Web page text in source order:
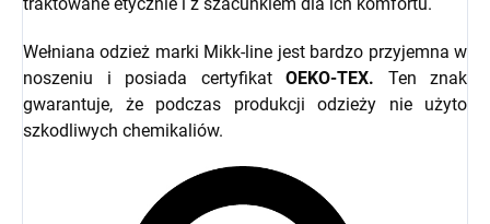
traktowane etycznie i z szacunkiem dla ich komfortu.
Wełniana odzież marki Mikk-line jest bardzo przyjemna w
noszeniu i posiada certyfikat OEKO-TEX. Ten znak
gwarantuje, że podczas produkcji odzieży nie użyto
szkodliwych chemikaliów.